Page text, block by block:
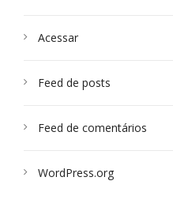
Acessar
Feed de posts
Feed de comentários
WordPress.org